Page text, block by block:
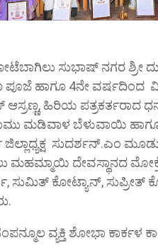
ಸುಭಾಷ್ ನಗರ ಶ್ರೀ
ಹಾಗೂ 4ನೇ ವರ್ಷದಿಂದ ವಿವಿಧ
ಆಸ್ರಣ್ಣ, ಹಿರಿಯ
ಮಡಿವಾಳ ಬೆಳುವಾಯಿ
ಸುದರ್ಶನ್.ಎಂ
ಮಹಮ್ಮಾಯಿ ದೇವಸ್ಥಾನದ
ಸುಮಿತ್ ಕೋಟ್ಯಾನ್, ಸುಪ್ರೀತ್
ವ್ಯಕ್ತಿ ಶೋಭಾ ಕಾರ್ಕಳ